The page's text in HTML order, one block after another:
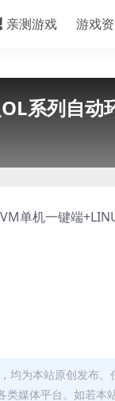
亲测游戏 游戏
系列自
单机一键端
均为本站原创发布
媒体平台。如若